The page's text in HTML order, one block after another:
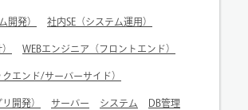
開発） 社内SE（システム運用）
WEBエンジニア（フロントエンド）
エンド/サーバーサイド）
開発） サーバー システム DB管理